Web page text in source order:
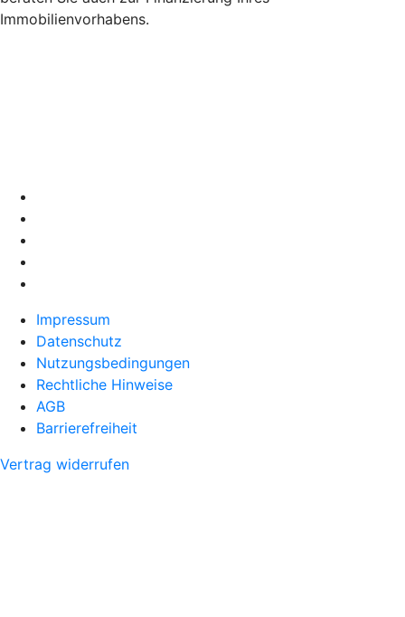
Immobilienvorhabens.
Impressum
Datenschutz
Nutzungsbedingungen
Rechtliche Hinweise
AGB
Barrierefreiheit
Vertrag widerrufen